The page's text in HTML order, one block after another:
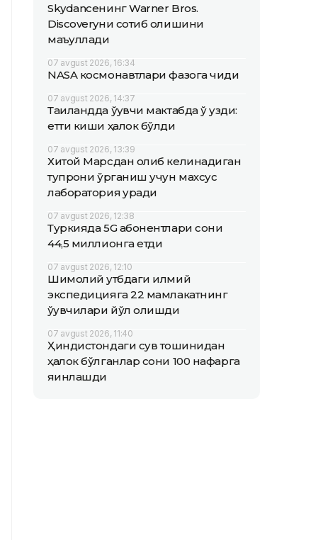
Skydanceнинг Warner Bros.
Discoveryни сотиб олишини
маъқуллади
07 avgust 2026, 16:34
NASA космонавтлари фазога чиқди
07 avgust 2026, 14:37
Таиландда ўқувчи мактабда ўқ узди:
етти киши ҳалок бўлди
07 avgust 2026, 13:39
Хитой Марсдан олиб келинадиган
тупроқни ўрганиш учун махсус
лаборатория қуради
07 avgust 2026, 12:38
Туркияда 5G абонентлари сони
44,5 миллионга етди
07 avgust 2026, 12:10
Шимолий қутбдаги илмий
экспедицияга 22 мамлакатнинг
ўқувчилари йўл олишди
07 avgust 2026, 11:40
Ҳиндистондаги сув тошқинидан
ҳалок бўлганлар сони 100 нафарга
яқинлашди